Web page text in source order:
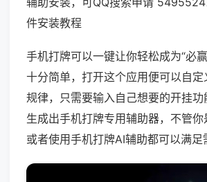
件安装教程
手机打牌可以一键让你轻松成为“必
十分简单，打开这个应用便可以自
规律，只需要输入自己想要的开挂
生成出手机打牌专用辅助器，不管
或者使用手机打牌AI辅助都可以满足